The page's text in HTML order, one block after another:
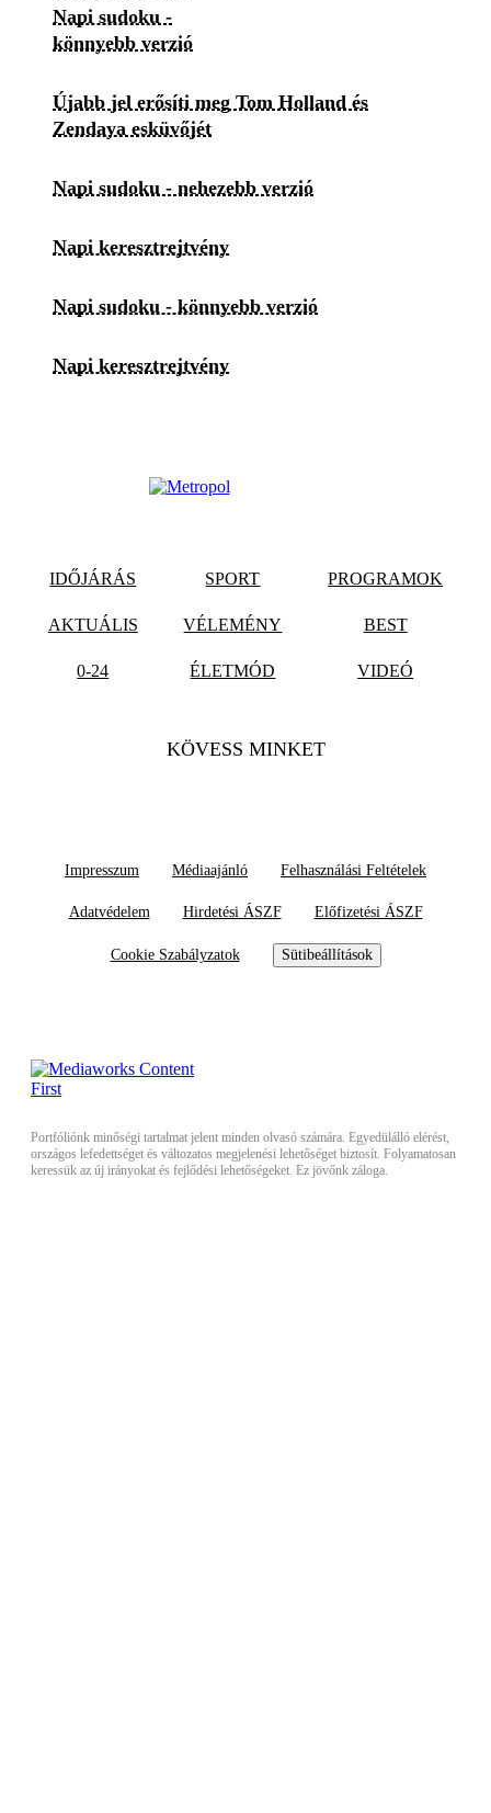
Napi sudoku -
könnyebb verzió
Újabb jel erősíti meg Tom Holland és
Zendaya esküvőjét
Napi sudoku - nehezebb verzió
Napi keresztrejtvény
Napi sudoku - könnyebb verzió
Napi keresztrejtvény
IDŐJÁRÁS SPORT PROGRAMOK
AKTUÁLIS VÉLEMÉNY BEST
0-24 ÉLETMÓD VIDEÓ
KÖVESS MINKET
Impresszum Médiaajánló Felhasználási Feltételek
Adatvédelem Hirdetési ÁSZF Előfizetési ÁSZF
Cookie Szabályzatok Sütibeállítások
Portfóliónk minőségi tartalmat jelent minden olvasó számára. Egyedülálló elérést,
országos lefedettséget és változatos megjelenési lehetőséget biztosít. Folyamatosan
keressük az új irányokat és fejlődési lehetőségeket. Ez jövőnk záloga.